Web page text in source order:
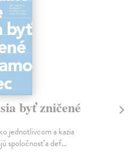
byť zničené
jednotlivcom a kazia
spoločnosť a def...